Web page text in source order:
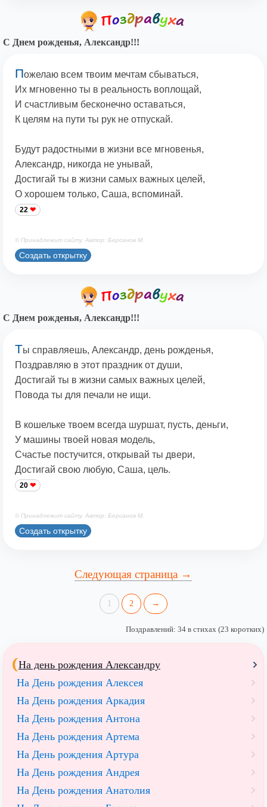
С Днем рожденья, Александр!!!
Пожелаю всем твоим мечтам сбываться,
Их мгновенно ты в реальность воплощай,
И счастливым бесконечно оставаться,
К целям на пути ты рук не отпускай.
Будут радостными в жизни все мгновенья,
Александр, никогда не унывай,
Достигай ты в жизни самых важных целей,
О хорошем только, Саша, вспоминай.
22
© Принадлежит сайту. Автор: Берсанов М.
Создать открытку
С Днем рожденья, Александр!!!
Ты справляешь, Александр, день рожденья,
Поздравляю в этот праздник от души,
Достигай ты в жизни самых важных целей,
Повода ты для печали не ищи.
В кошельке твоем всегда шуршат, пусть, деньги,
У машины твоей новая модель,
Счастье постучится, открывай ты двери,
Достигай свою любую, Саша, цель.
20
© Принадлежит сайту. Автор: Берсанов М.
Создать открытку
Следующая страница →
1 2 →
Поздравлений: 34 в стихах (23 коротких)
На день рождения Александру
На День рождения Алексея
На День рождения Аркадия
На День рождения Антона
На День рождения Артема
На День рождения Артура
На День рождения Андрея
На День рождения Анатолия